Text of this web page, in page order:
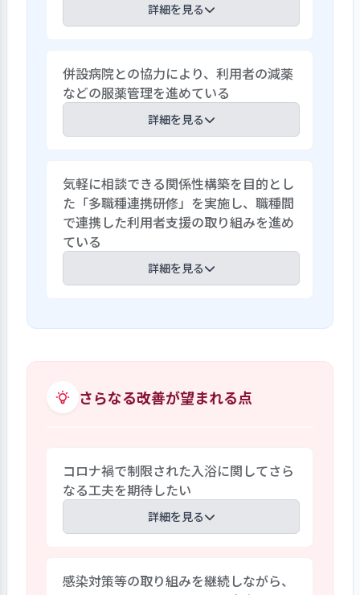
詳細を見る
療法士・理学療法士・管理栄養士・支援
相談員・ケアマネジャーなどが常勤で勤務
している。病院併設であり、介護福祉士有
資格者・経験者が多く、施設基準以上の
医療依存度の高い利用者を受け入れるこ
とができ、在宅復帰を目指して支援してい
る。併設病院との連携による内部研修や
日常的な連携については、職員アンケート
でも「細やかな医療対応をおこなってお
り、利用者の心身の状態を見ながら適切・
適正な医療サービスが提供できていると
併設病院との協力により、利用者の減薬
などの服薬管理を進めている
詳細を見る
投与の適正化に取り組んでいる。減薬の可
否や投与方法を確認し、安全で効果的な
投与がおこなわれているか、医師・薬剤
師・看護師の三者で連携し検討してい
る。具体的には、処方されている薬を電
子カルテで確認して月に1回三者で協議
に見直すよう努めている。その結果、薬
身状態の回復、多剤服用起因の副作用の
薬剤費の減額などに寄与している。
気軽に相談できる関係性構築を目的とし
た「多職種連携研修」を実施し、職種間
で連携した利用者支援の取り組みを進め
ている
詳細を見る
った各部門の職員を対象にして、「多職種
は、毎月の研修を通じて、他の職種でも困
ら、利用者について自分から他の職種に
相談したり、チームケアを意識したアプロ
ーチができるようになることを目指して
いる。後進を育成する立場であることを
さらなる改善が望まれる点
コロナ禍で制限された入浴に関してさら
なる工夫を期待したい
詳細を見る
め、浴槽のないフロアの利用者は冬季も
感染対策等の取り組みを継続しながら、